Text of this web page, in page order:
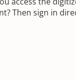
Then sign in